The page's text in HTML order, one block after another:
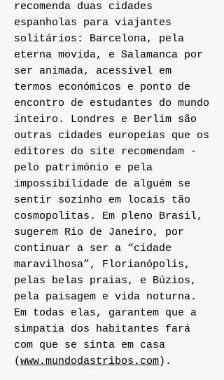
recomenda duas cidades
espanholas para viajantes
solitários: Barcelona, pela
eterna movida, e Salamanca por
ser animada, acessível em
termos económicos e ponto de
encontro de estudantes do mundo
inteiro. Londres e Berlim são
outras cidades europeias que os
editores do site recomendam -
pelo património e pela
impossibilidade de alguém se
sentir sozinho em locais tão
cosmopolitas. Em pleno Brasil,
sugerem Rio de Janeiro, por
continuar a ser a “cidade
maravilhosa”, Florianópolis,
pelas belas praias, e Búzios,
pela paisagem e vida noturna.
Em todas elas, garantem que a
simpatia dos habitantes fará
com que se sinta em casa
(www.mundodastribos.com).